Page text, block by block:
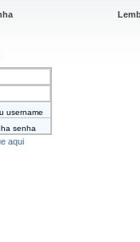
username
senha
aqui